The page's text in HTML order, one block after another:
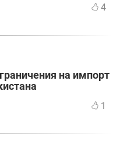
4
на импорт
1